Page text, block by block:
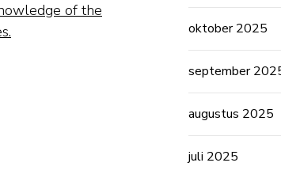
of the
oktober 2025
september
augustus 2025
juli 2025